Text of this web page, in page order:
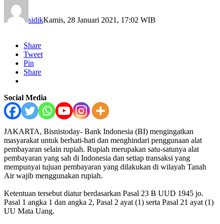
sidikKamis, 28 Januari 2021, 17:02 WIB
Share
Tweet
Pin
Share
Social Media
JAKARTA, Bisnistoday- Bank Indonesia (BI) mengingatkan
masyarakat untuk berhati-hati dan menghindari penggunaan alat
pembayaran selain rupiah. Rupiah merupakan satu-satunya alat
pembayaran yang sah di Indonesia dan setiap transaksi yang
mempunyai tujuan pembayaran yang dilakukan di wilayah Tanah
Air wajib menggunakan rupiah.
Ketentuan tersebut diatur berdasarkan Pasal 23 B UUD 1945 jo.
Pasal 1 angka 1 dan angka 2, Pasal 2 ayat (1) serta Pasal 21 ayat (1)
UU Mata Uang.